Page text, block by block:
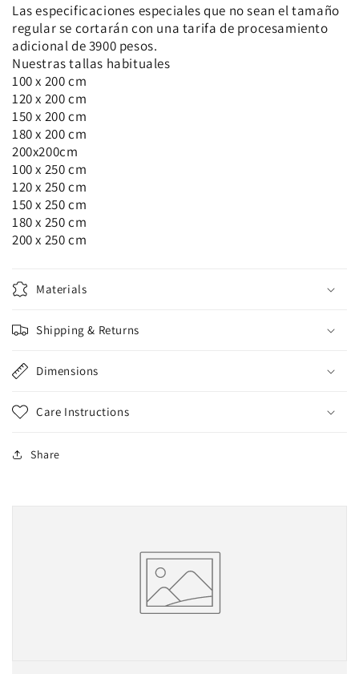
Las especificaciones especiales que no sean el tamaño
regular se cortarán con una tarifa de procesamiento
adicional de 3900 pesos.
Nuestras tallas habituales
100 x 200 cm
120 x 200 cm
150 x 200 cm
180 x 200 cm
200x200cm
100 x 250 cm
120 x 250 cm
150 x 250 cm
180 x 250 cm
200 x 250 cm
Materials
Shipping & Returns
Dimensions
Care Instructions
Share